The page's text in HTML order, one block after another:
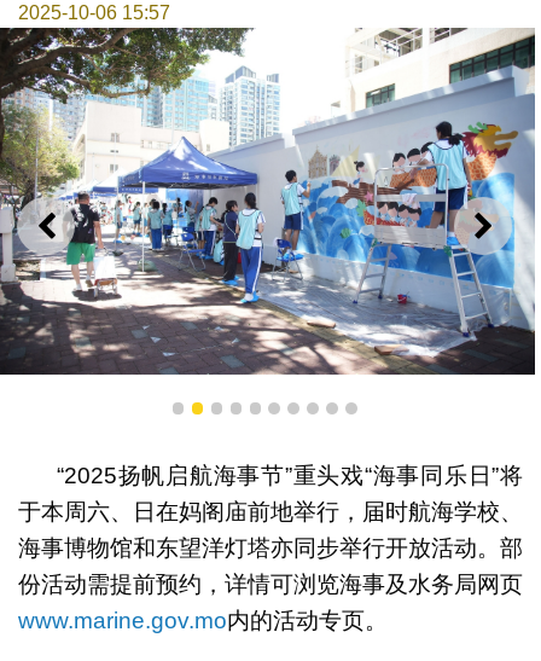
2025-10-06 15:57
上一则 下一
投选政府船坞墙身绘画作品
1 2 3 4 5 6 7 8 9 10
“2025扬帆启航海事节”重头戏“海事同乐日”将
于本周六、日在妈阁庙前地举行，届时航海学校、
海事博物馆和东望洋灯塔亦同步举行开放活动。部
份活动需提前预约，详情可浏览海事及水务局网页
www.marine.gov.mo内的活动专页。